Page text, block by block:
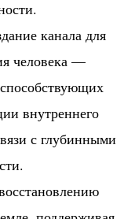
канала для
человека —
внутреннего
с глубинными